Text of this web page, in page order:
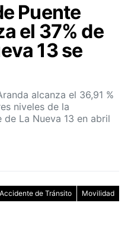
Puente
el 37% de
13 se
alcanza el 36,91 %
niveles de la
La Nueva 13 en abril
Accidente de Tránsito Movilidad